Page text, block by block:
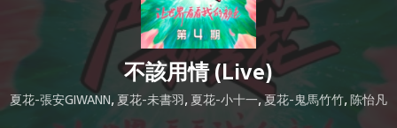
不該用情 (Live)
夏花-張安GIWANN , 夏花-未書羽 , 夏花-小十一,夏花-鬼馬竹竹, 陈怡凡